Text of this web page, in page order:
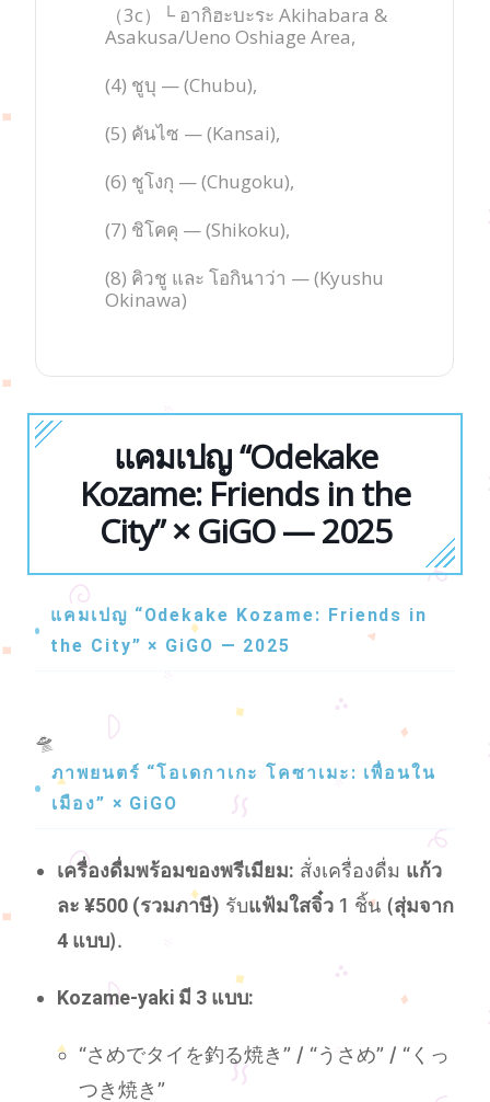
（3c）└ อากิฮะบะระ Akihabara &
Asakusa/Ueno Oshiage Area,
(4) ชูบุ — (Chubu),
(5) คันไซ — (Kansai),
(6) ชูโงกุ — (Chugoku),
(7) ชิโคคุ — (Shikoku),
(8) คิวชู และ โอกินาว่า — (Kyushu
Okinawa)
แคมเปญ “Odekake
Kozame: Friends in the
City” × GiGO — 2025
แคมเปญ “Odekake Kozame: Friends in
the City” × GiGO — 2025
🛸
ภาพยนตร์ “โอเดกาเกะ โคซาเมะ: เพื่อนใน
เมือง” × GiGO
เครื่องดื่มพร้อมของพรีเมียม: สั่งเครื่องดื่ม แก้ว
ละ ¥500 (รวมภาษี) รับแฟ้มใสจิ๋ว 1 ชิ้น (สุ่มจาก
4 แบบ).
Kozame-yaki มี 3 แบบ:
“さめでタイを釣る焼き” / “うさめ” / “くっ
つき焼き”